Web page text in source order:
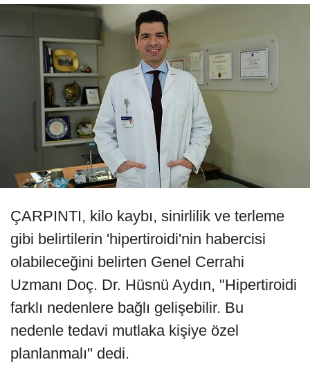
ÇARPINTI, kilo kaybı, sinirlilik ve terleme
gibi belirtilerin 'hipertiroidi'nin habercisi
olabileceğini belirten Genel Cerrahi
Uzmanı Doç. Dr. Hüsnü Aydın, "Hipertiroidi
farklı nedenlere bağlı gelişebilir. Bu
nedenle tedavi mutlaka kişiye özel
planlanmalı" dedi.